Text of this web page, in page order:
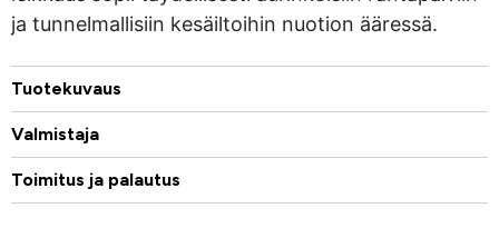
ja tunnelmallisiin kesäiltoihin nuotion ääressä.
Tuotekuvaus
Valmistaja
Toimitus ja palautus